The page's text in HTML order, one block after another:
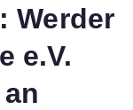
Werder
e.V.